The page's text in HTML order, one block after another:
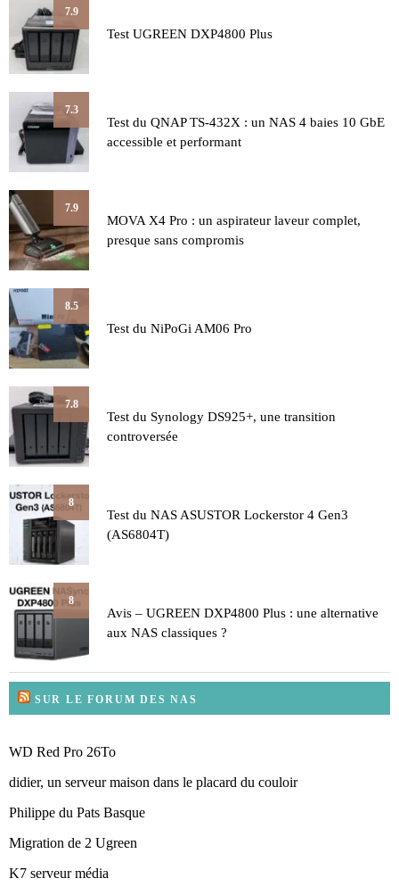
7.9
Test UGREEN DXP4800 Plus
7.3
Test du QNAP TS-432X : un NAS 4 baies 10 GbE
accessible et performant
7.9
MOVA X4 Pro : un aspirateur laveur complet,
presque sans compromis
8.5
Test du NiPoGi AM06 Pro
7.8
Test du Synology DS925+, une transition
controversée
8
Test du NAS ASUSTOR Lockerstor 4 Gen3
(AS6804T)
8
Avis – UGREEN DXP4800 Plus : une alternative
aux NAS classiques ?
SUR LE FORUM DES NAS
WD Red Pro 26To
didier, un serveur maison dans le placard du couloir
Philippe du Pats Basque
Migration de 2 Ugreen
K7 serveur média